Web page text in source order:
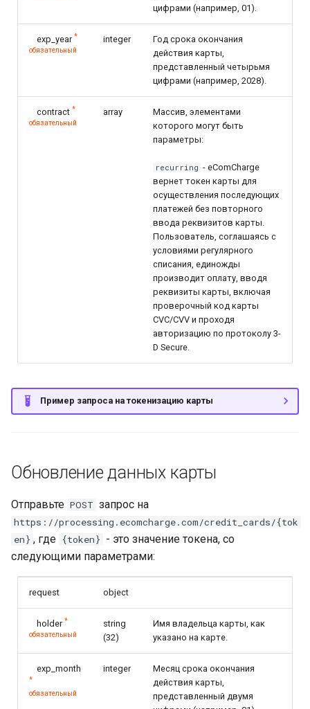
цифрами (например, 01).
exp_year*
обязательный
integer
Год срока окончания
действия карты,
представленный четырьмя
цифрами (например, 2028).
contract *
обязательный
array
Массив, элементами
которого могут быть
параметры:
recurring - eComCharge
вернет токен карты для
осуществления последующих
платежей без повторного
ввода реквизитов карты.
Пользователь, соглашаясь с
условиями регулярного
списания, единожды
производит оплату, вводя
реквизиты карты, включая
проверочный код карты
CVC/CVV и проходя
авторизацию по протоколу 3-
D ­Secure.
Пример запроса на токенизацию карты
Обновление данных карты
Отправьте POST запрос на
https://processing.ecomcharge.com/credit_cards/{tok
en} , где {token} - это значение токена, со
следующими параметрами:
request object
holder*
обязательный
string
(32)
Имя владельца карты, как
указано на карте.
exp_month
*
обязательный
integer
Месяц срока окончания
действия карты,
представленный двумя